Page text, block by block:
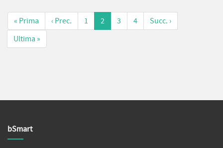
« Prima ‹ Prec. 1 2 3 4
Succ. ›
Ultima »
bSmart